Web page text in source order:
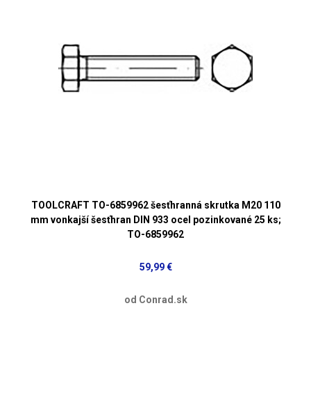
TOOLCRAFT TO-6859962 šesťhranná skrutka M20 110
mm vonkajší šesťhran DIN 933 ocel pozinkované 25 ks;
TO-6859962
59,99 €
od Conrad.sk